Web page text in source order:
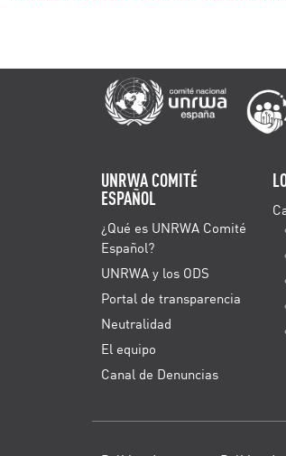
UNRWA COMITÉ
ESPAÑOL
¿Qué es UNRWA Comité
Español?
UNRWA y los ODS
Portal de transparencia
Neutralidad
El equipo
Canal de Denuncias